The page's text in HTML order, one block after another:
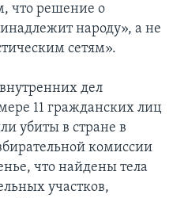
что решение о
народу», а не
сетям».
дел
11 гражданских лиц
убиты в стране в
комиссии
что найдены тела
участков,